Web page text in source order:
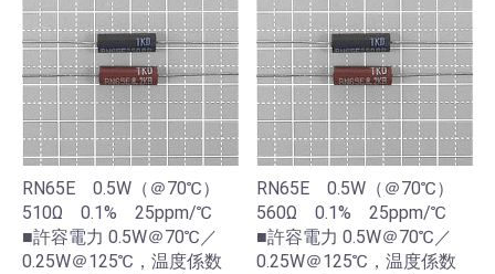
RN65E 0.5W（＠70℃）
510Ω 0.1% 25ppm/℃
■許容電力 0.5W＠70℃／
0.25W＠125℃，温度係数
RN65E 0.5W（＠70℃）
560Ω 0.1% 25ppm/℃
■許容電力 0.5W＠70℃／
0.25W＠125℃，温度係数